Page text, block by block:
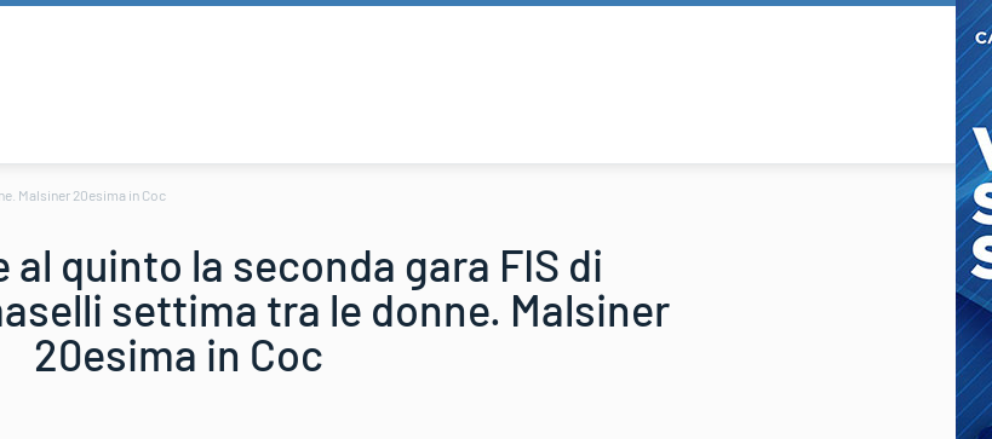
Malsiner 20esima in Coc
al quinto la seconda gara FIS di
settima tra le donne. Malsiner
20esima in Coc